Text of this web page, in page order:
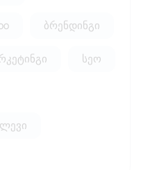
ბრენდინგი
სეო